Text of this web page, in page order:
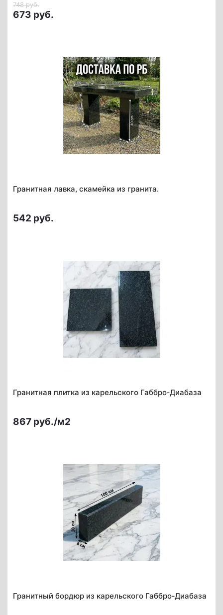
748 руб.
673 руб.
Гранитная лавка, скамейка из гранита.
542 руб.
Гранитная плитка из карельского Габбро‑Диабаза
867 руб./м2
Гранитный бордюр из карельского Габбро‑Диабаза